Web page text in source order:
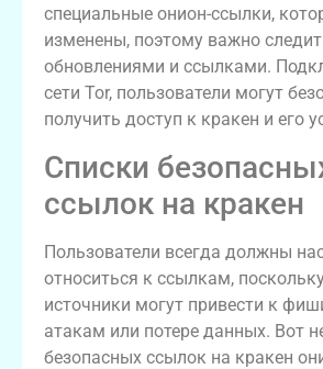
специальные онион-ссылки,
изменены, поэтому важно
обновлениями и ссылками.
сети Tor, пользователи могут
получить доступ к кракен и его
Списки
ссылок на кракен
Пользователи всегда должны
относиться к ссылкам,
источники могут привести к
атакам или потере данных. Вот
безопасных ссылок на кракен